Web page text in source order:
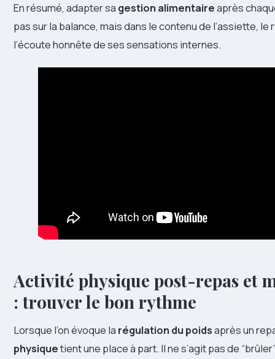
En résumé, adapter sa gestion alimentaireaprès
pas sur la balance, mais dans le contenu de l’assiette,
l’écoute honnête de ses sensations internes.
Activité physique post-repas et
: trouver le bon rythme
Lorsque l’on évoque la régulation du poidsaprès un
physiquetient une place à part. Il ne s’agit pas de